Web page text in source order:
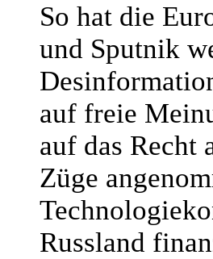
So hat die
und Sputnik
auf freie
auf das Recht
Züge
Russland